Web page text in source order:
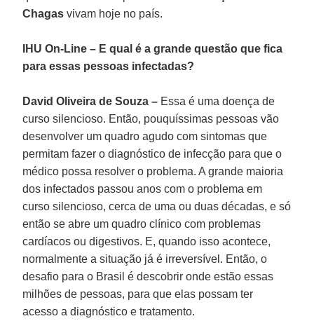
Chagas vivam hoje no país.
IHU On-Line – E qual é a grande questão que fica
para essas pessoas infectadas?
David Oliveira de Souza – Essa é uma doença de
curso silencioso. Então, pouquíssimas pessoas vão
desenvolver um quadro agudo com sintomas que
permitam fazer o diagnóstico de infecção para que o
médico possa resolver o problema. A grande maioria
dos infectados passou anos com o problema em
curso silencioso, cerca de uma ou duas décadas, e só
então se abre um quadro clínico com problemas
cardíacos ou digestivos. E, quando isso acontece,
normalmente a situação já é irreversível. Então, o
desafio para o Brasil é descobrir onde estão essas
milhões de pessoas, para que elas possam ter
acesso a diagnóstico e tratamento.